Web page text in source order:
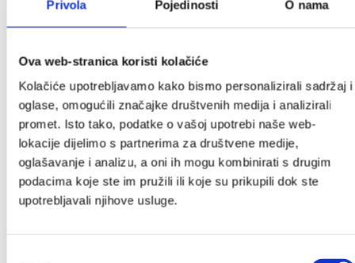
Privola Pojedinosti O nama
Ova web-stranica koristi kolačiće
Kolačiće upotrebljavamo kako bismo personalizirali sadržaj i
oglase, omogućili značajke društvenih medija i analizirali
promet. Isto tako, podatke o vašoj upotrebi naše web-
lokacije dijelimo s partnerima za društvene medije,
oglašavanje i analizu, a oni ih mogu kombinirati s drugim
podacima koje ste im pružili ili koje su prikupili dok ste
upotrebljavali njihove usluge.
Pošalji
Kategorije